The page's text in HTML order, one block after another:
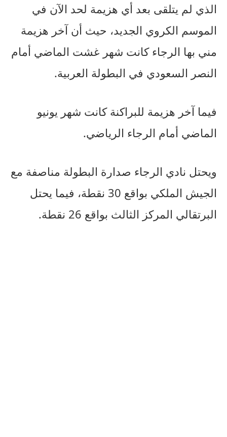
الذي لم يتلقى بعد أي هزيمة لحد الآن في
الموسم الكروي الجديد، حيث أن آخر هزيمة
مني بها الرجاء كانت شهر غشت الماضي أمام
النصر السعودي في البطولة العربية.
فيما آخر هزيمة للبراكنة كانت شهر يونيو
الماضي أمام الرجاء الرياضي.
ويحتل نادي الرجاء صدارة البطولة مناصفة مع
الجيش الملكي بواقع 30 نقطة، فيما يحتل
البرتقالي المركز الثالث بواقع 26 نقطة.